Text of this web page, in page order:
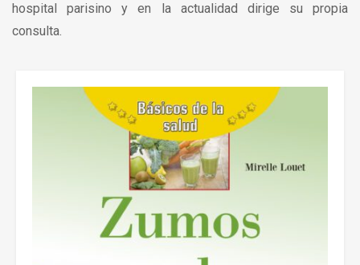
hospital parisino y en la actualidad dirige su propia
consulta.